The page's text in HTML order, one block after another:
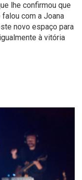
lhe confirmou que
com a Joana
novo espaço para
à vitória